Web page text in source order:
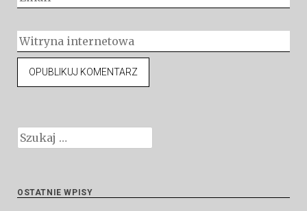
Szukaj:
OSTATNIE WPISY